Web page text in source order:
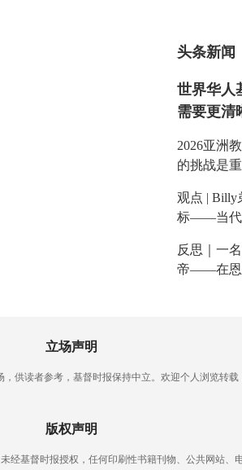
头条新闻
世界华人
需要更清
2026亚洲
的挑战是
观点 | Billy
标——当代
反思｜一
帝——在恩
立场声明
供读者参考，基督时报保持中立。欢迎个人浏览转
版权声明
经基督时报授权，任何印刷性书籍刊物、公共网站、